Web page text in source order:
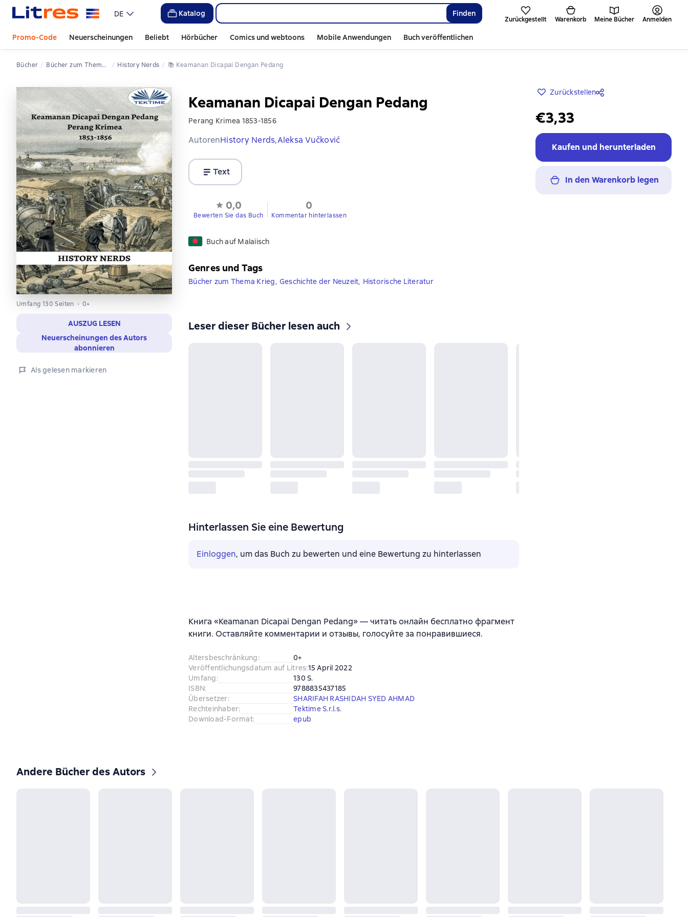
DE Katalog Finden
Zurückgestellt Warenkorb Meine Bücher Anmelden
Promo-Code Neuerscheinungen Beliebt Hörbücher Comics und webtoons Mobile Anwendungen Buch veröffentlichen
Bücher Bücher zum Thema Krieg History Nerds 📚 Keamanan Dicapai Dengan Pedang
Umfang 130 Seiten 0+
AUSZUG LESEN
Neuerscheinungen des Autors
abonnieren
Als gelesen markieren
Keamanan Dicapai Dengan Pedang
Perang Krimea 1853-1856
AutorenHistory Nerds,Aleksa Vučković
Text
0,0
Bewerten Sie das Buch
0
Kommentar hinterlassen
Buch auf Malaiisch
Zurückstellen
€3,33
Kaufen und herunterladen
In den Warenkorb legen
Genres und Tags
Bücher zum Thema Krieg, Geschichte der Neuzeit, Historische Literatur
Leser dieser Bücher lesen auch
Hinterlassen Sie eine Bewertung
Einloggen, um das Buch zu bewerten und eine Bewertung zu hinterlassen
Книга «Keamanan Dicapai Dengan Pedang» — читать онлайн бесплатно фрагмент
книги. Оставляйте комментарии и отзывы, голосуйте за понравившиеся.
Altersbeschränkung:
0+
Veröffentlichungsdatum auf Litres:15 April 2022
Umfang:
130 S.
ISBN:
9788835437185
Übersetzer:
SHARIFAH RASHIDAH SYED AHMAD
Rechteinhaber:
Tektime S.r.l.s.
Download-Format: epub
Andere Bücher des Autors